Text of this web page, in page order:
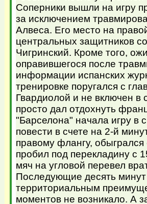
Соперники вышли на игру
за исключением
Алвеса. Его место на
центральных защитников
Чигринский. Кроме того,
оправившегося после
информации испанских
тренировке поругался с
Гвардиолой и не включен в
просто дал отдохнуть
"Барселона" начала игру в
повести в счете на 2-й
правому флангу,
пробил под перекладину с
мяч на угловой перевел
Последующие десять
территориальным
моментов не возникало. А